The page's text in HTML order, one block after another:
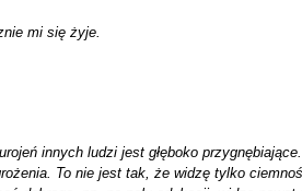
mi się żyje.
innych ludzi jest głęboko
To nie jest tak, że widzę tylko